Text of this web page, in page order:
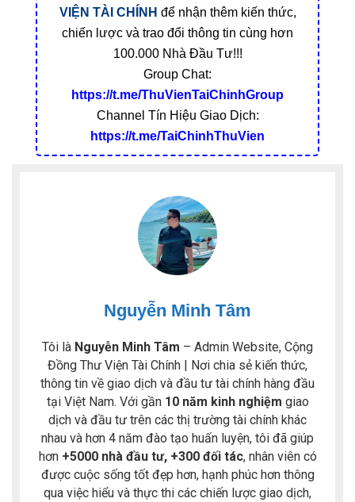
VIỆN TÀI CHÍNH để nhận thêm kiến thức,
chiến lược và trao đổi thông tin cùng hơn
100.000 Nhà Đầu Tư!!!
Group Chat:
https://t.me/ThuVienTaiChinhGroup
Channel Tín Hiệu Giao Dịch:
https://t.me/TaiChinhThuVien
Nguyễn Minh Tâm
Tôi là Nguyễn Minh Tâm – Admin Website, Cộng
Đồng Thư Viện Tài Chính | Nơi chia sẻ kiến thức,
thông tin về giao dịch và đầu tư tài chính hàng đầu
tại Việt Nam. Với gần 10 năm kinh nghiệm giao
dịch và đầu tư trên các thị trường tài chính khác
nhau và hơn 4 năm đào tạo huấn luyện, tôi đã giúp
hơn +5000 nhà đầu tư, +300 đối tác, nhân viên có
được cuộc sống tốt đẹp hơn, hạnh phúc hơn thông
qua việc hiểu và thực thi các chiến lược giao dịch,